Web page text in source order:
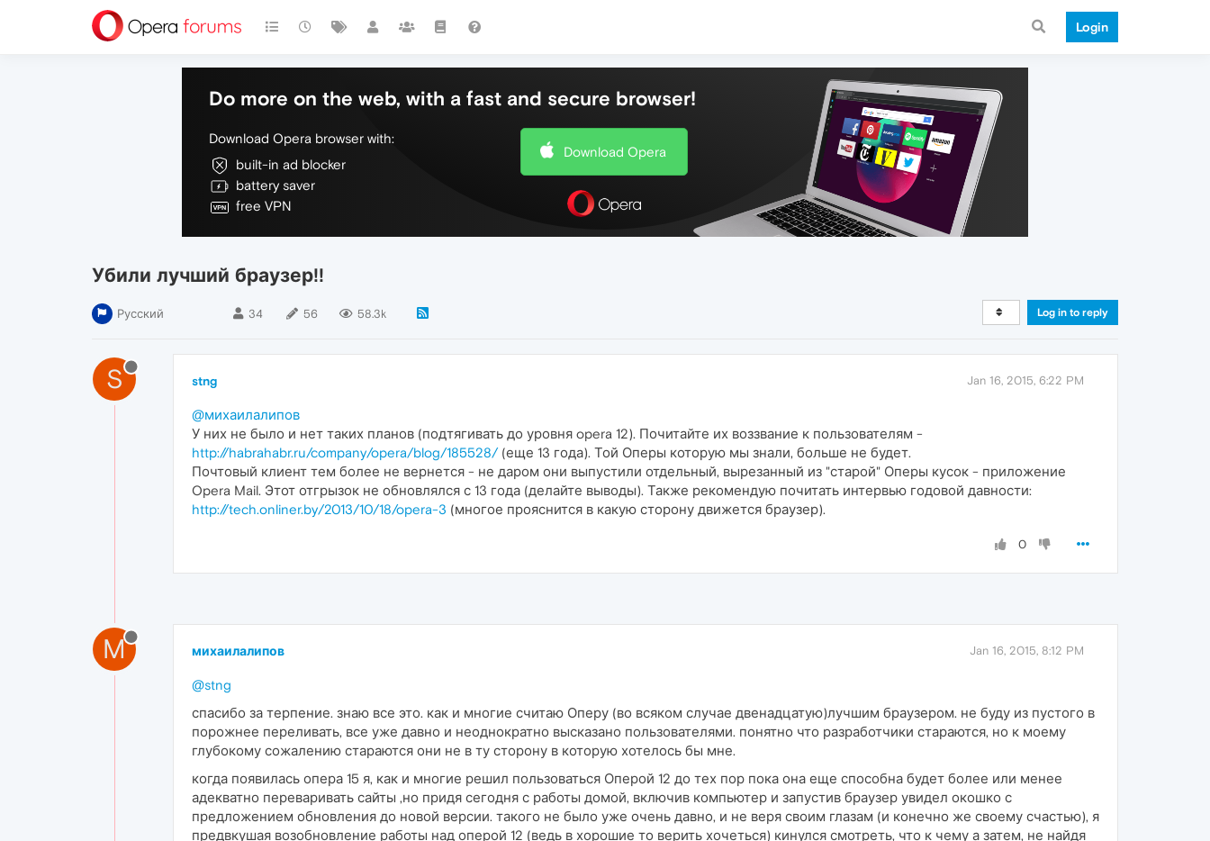
Login
Do more on the web, with a fast and secure browser!
Download Opera browser with:
built-in ad blocker
battery saver
free VPN
Download Opera
Убили лучший браузер!!
Русский 34 56 58.3k Log in to reply
S stng Jan 16, 2015, 6:22 PM
@михаилалипов
У них не было и нет таких планов (подтягивать до уровня opera 12). Почитайте их воззвание к пользователям -
http://habrahabr.ru/company/opera/blog/185528/(еще 13 года). Той Оперы которую мы знали, больше не будет.
Почтовый клиент тем более не вернется - не даром они выпустили отдельный, вырезанный из "старой" Оперы кусок - приложение
Opera Mail. Этот отгрызок не обновлялся с 13 года (делайте выводы). Также рекомендую почитать интервью годовой давности:
http://tech.onliner.by/2013/10/18/opera-3 (многое прояснится в какую сторону движется браузер).
0
М михаилалипов Jan 16, 2015, 8:12 PM
@stng
спасибо за терпение. знаю все это. как и многие считаю Оперу (во всяком случае двенадцатую)лучшим браузером. не буду из пустого в
порожнее переливать, все уже давно и неоднократно высказано пользователями. понятно что разработчики стараются, но к моему
глубокому сожалению стараются они не в ту сторону в которую хотелось бы мне.
когда появилась опера 15 я, как и многие решил пользоваться Оперой 12 до тех пор пока она еще способна будет более или менее
адекватно переваривать сайты ,но придя сегодня с работы домой, включив компьютер и запустив браузер увидел окошко с
предложением обновления до новой версии. такого не было уже очень давно, и не веря своим глазам (и конечно же своему счастью), я
предвкушая возобновление работы над оперой 12 (ведь в хорошие то верить хочеться) кинулся смотреть, что к чему а затем, не найдя